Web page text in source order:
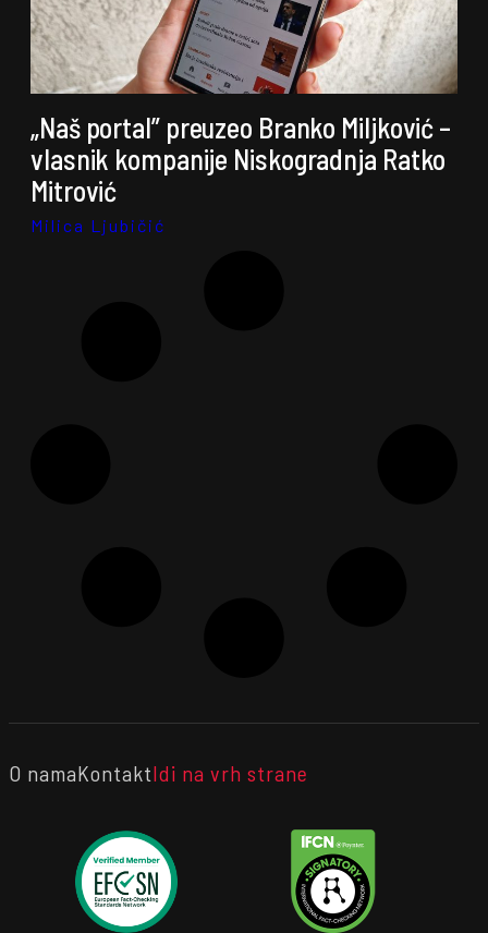
„Naš portal” preuzeo Branko Miljković –
vlasnik kompanije Niskogradnja Ratko
Mitrović
Milica Ljubičić
O namaKontaktIdi na vrh strane